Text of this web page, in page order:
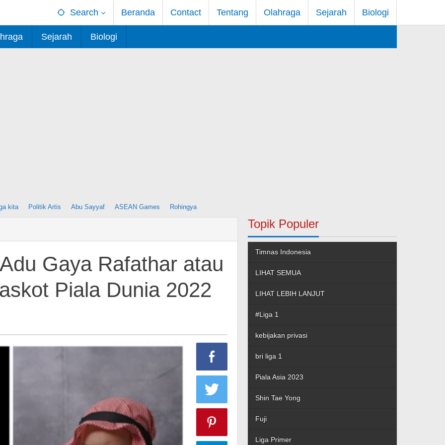
Search Beranda Contact Tentang Olahraga Sejarah Biologi
Sejarah Biologi
kita Politik Artis Abu Sayyaf ASEAN Games Rohingya
Gaya Rafathar atau
Piala Dunia 2022
Topik Populer
Timnas Indonesia
LIHAT SEMUA
LIHAT LEBIH LANJUT
#Liga 1
kebijakan privasi
bri liga 1
Piala Asia 2023
Shin Tae Yong
Fuji
Liga Primer